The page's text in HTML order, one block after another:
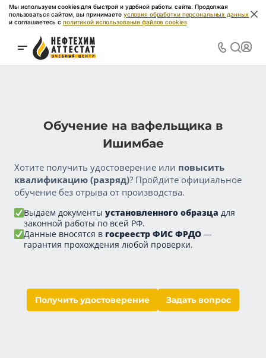
Мы используем cookies для быстрой и удобной работы сайта. Продолжая
пользоваться сайтом, вы принимаете условия обработки персональных данных
и соглашаетесь с политикой использования файлов cookies
Обучение на вафельщика в
Ишимбае
Хотите получить удостоверение или повысить
квалификацию (разряд)? Пройдите официальное
обучение без отрыва от производства.
Выдаем документы установленного образца для
законной работы по всей РФ.
Данные вносятся в госреестр ФИС ФРДО —
гарантия прохождения любой проверки.
Получить удостоверение Задать вопрос